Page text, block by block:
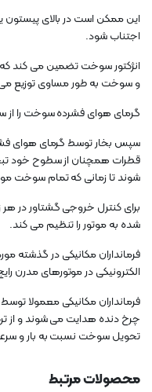
این ممکن است در بالای
اجتناب شود.
انژکتور سوخت تضمین می
و سوخت به طور مساوی توزیع
گرمای هوای فشرده سوخت را از
سپس بخار توسط گرمای هوای
قطرات همچنان از سطوح خود
شوند تا زمانی که تمام سوخت
برای کنترل خروجی گشتاور در
شده به موتور را تنظیم می کند.
فرمانداران مکانیکی در گذشته
الکترونیکی در موتورهای مدرن
فرمانداران مکانیکی معمولا
چرخ دنده هدایت می شوند و از
تحویل سوخت نسبت به بار و
محصولات مرتبط